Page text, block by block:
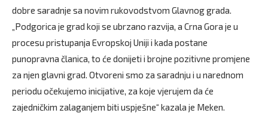
dobre saradnje sa novim rukovodstvom Glavnog grada.
„Podgorica je grad koji se ubrzano razvija, a Crna Gora je u
procesu pristupanja Evropskoj Uniji i kada postane
punopravna članica, to će donijeti i brojne pozitivne promjene
za njen glavni grad. Otvoreni smo za saradnju i u narednom
periodu očekujemo inicijative, za koje vjerujem da će
zajedničkim zalaganjem biti uspješne“ kazala je Meken.